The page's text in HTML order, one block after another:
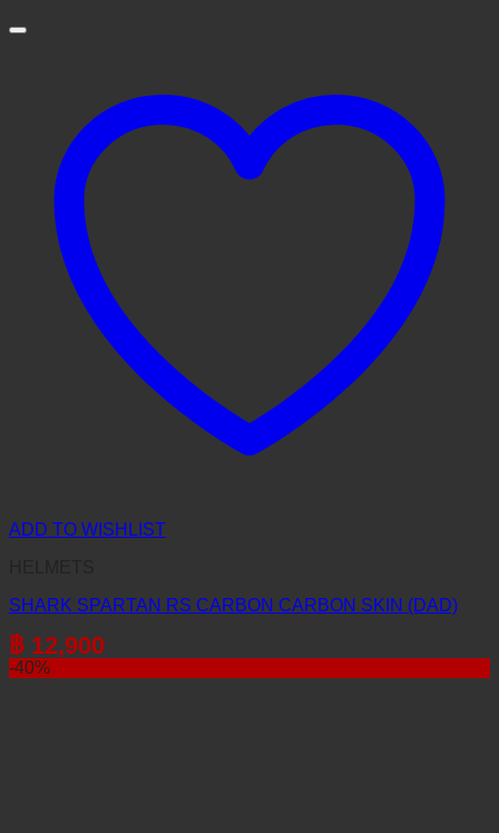
ADD TO WISHLIST
SHARK SPARTAN RS CARBON CARBON SKIN (DAD)
฿ 12,900
-40%